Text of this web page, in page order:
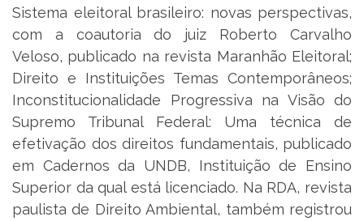
Sistema eleitoral brasileiro: novas perspectivas,
com a coautoria do juiz Roberto Carvalho
Veloso, publicado na revista Maranhão Eleitoral;
Direito e Instituições Temas Contemporâneos;
Inconstitucionalidade Progressiva na Visão do
Supremo Tribunal Federal: Uma técnica de
efetivação dos direitos fundamentais, publicado
em Cadernos da UNDB, Instituição de Ensino
Superior da qual está licenciado. Na RDA, revista
paulista de Direito Ambiental, também registrou